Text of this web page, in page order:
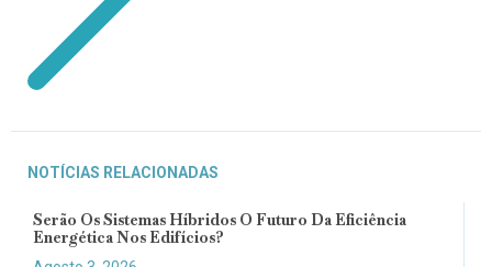
NOTÍCIAS RELACIONADAS
Serão Os Sistemas Híbridos O Futuro Da Eficiência
Energética Nos Edifícios?